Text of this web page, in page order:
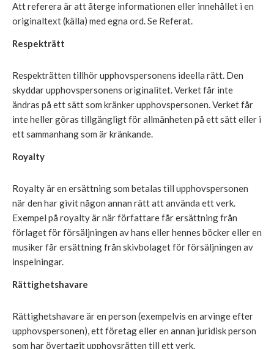
Att referera är att återge informationen eller innehållet i en
originaltext (källa) med egna ord. Se Referat.
Respekträtt
Respekträtten tillhör upphovspersonens ideella rätt. Den
skyddar upphovspersonens originalitet. Verket får inte
ändras på ett sätt som kränker upphovspersonen. Verket får
inte heller göras tillgängligt för allmänheten på ett sätt eller i
ett sammanhang som är kränkande.
Royalty
Royalty är en ersättning som betalas till upphovspersonen
när den har givit någon annan rätt att använda ett verk.
Exempel på royalty är när författare får ersättning från
förlaget för försäljningen av hans eller hennes böcker eller en
musiker får ersättning från skivbolaget för försäljningen av
inspelningar.
Rättighetshavare
Rättighetshavare är en person (exempelvis en arvinge efter
upphovspersonen), ett företag eller en annan juridisk person
som har övertagit upphovsrätten till ett verk.